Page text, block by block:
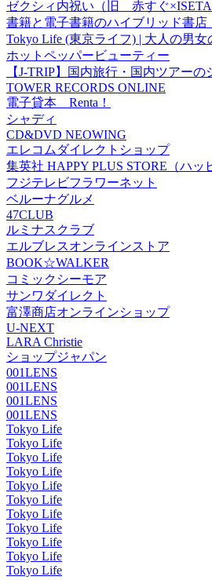
ゼクシィ内祝い（旧 赤すぐ
書籍と電子書籍のハイブリッド書店
Tokyo Life (東京ライフ) | 大人の男
ホットペッパービューティー
【J-TRIP】国内旅行・国内ツアー
TOWER RECORDS ONLINE
電子貸本 Renta！
シャディ
CD&DVD NEOWING
エレコムダイレクトショップ
集英社 HAPPY PLUS STORE（ハッ
フジテレビフラワーネット
ベルーナグルメ
47CLUB
ルミナスクラブ
エルブレスオンラインストア
BOOK☆WALKER
コミックシーモア
サンワダイレクト
富澤商店オンラインショップ
U-NEXT
LARA Christie
ショップジャパン
001LENS
001LENS
001LENS
001LENS
Tokyo Life
Tokyo Life
Tokyo Life
Tokyo Life
Tokyo Life
Tokyo Life
Tokyo Life
Tokyo Life
Tokyo Life
Tokyo Life
Tokyo Life